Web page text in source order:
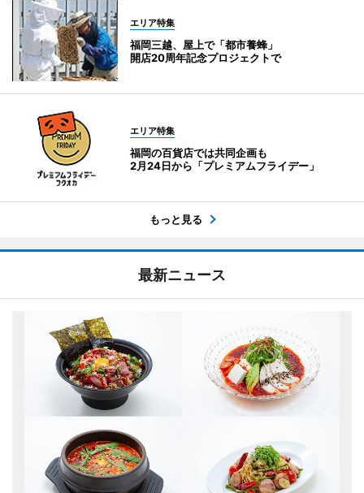
エリア特集
福岡三越、屋上で「都市養蜂」
開店20周年記念プロジェクトで
エリア特集
福岡の百貨店では共同企画も
2月24日から「プレミアムフライデー」
もっと見る
最新ニュース